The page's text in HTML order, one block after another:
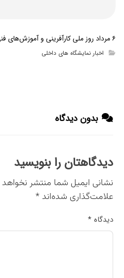
۶ مرداد روز ملی کارآفرینی و آموزش‌های فنی و حرفه‌ای گرامی باد
اخبار نمایشگاه های داخلی
بدون دیدگاه
دیدگاهتان را بنویسید
نشانی ایمیل شما منتشر
علامت‌گذاری شده‌اند*
دیدگاه*